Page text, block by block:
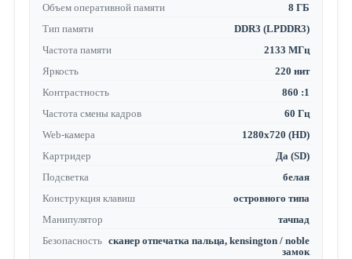
Объем оперативной памяти
8 ГБ
Тип памяти
DDR3 (LPDDR3)
Частота памяти
2133 МГц
Яркость
220 нит
Контрастность
860 :1
Частота смены кадров
60 Гц
Web-камера
1280x720 (HD)
Картридер
Да (SD)
Подсветка
белая
Конструкция клавиш
островного типа
Манипулятор
тачпад
Безопасность сканер отпечатка пальца, kensington / noble
замок